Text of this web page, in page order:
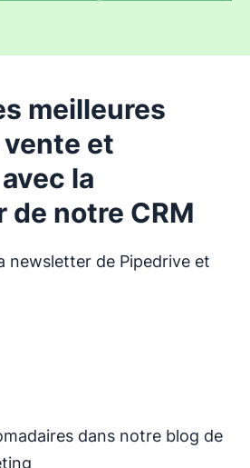
meilleures
et
la
notre CRM
newsletter de Pipedrive et
dans notre blog de